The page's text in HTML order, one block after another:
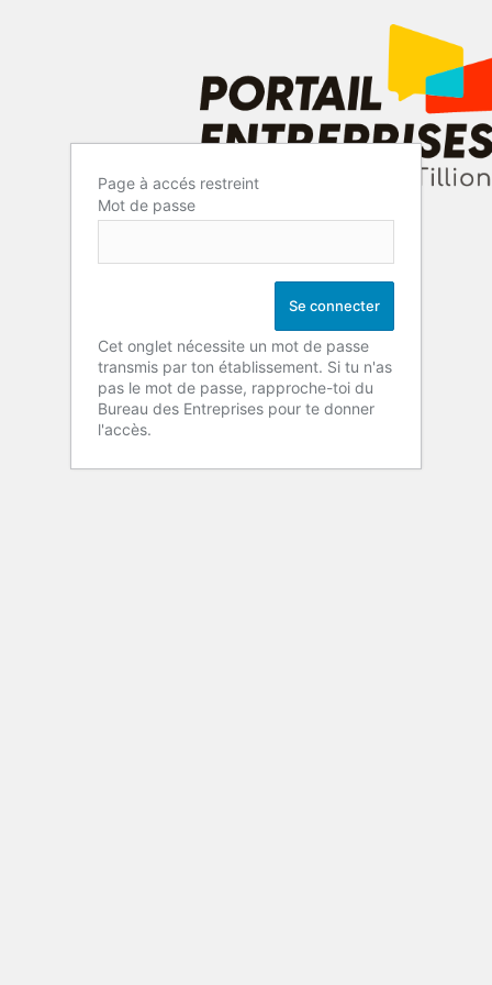
Page à accés restreint
Mot de passe
Cet onglet nécessite un mot de passe
transmis par ton établissement. Si tu n'as
pas le mot de passe, rapproche-toi du
Bureau des Entreprises pour te donner
l'accès.